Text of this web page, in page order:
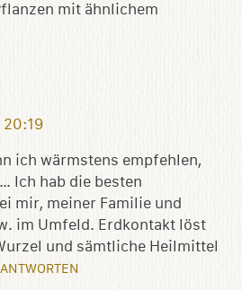
mit ähnlichem
20:19
ich wärmstens empfehlen,
Ich hab die besten
mir, meiner Familie und
im Umfeld. Erdkontakt löst
und sämtliche Heilmittel
ANTWORTEN